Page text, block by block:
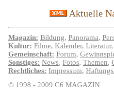
Aktuelle
Magazin: Bildung, Panorama,
Kultur: Filme, Kalender, Literatur,
Gemeinschaft: Forum,
Sonstiges: News, Fotos, Themen,
Rechtliches: Impressum,
© 1998 - 2009 C6 MAGAZIN